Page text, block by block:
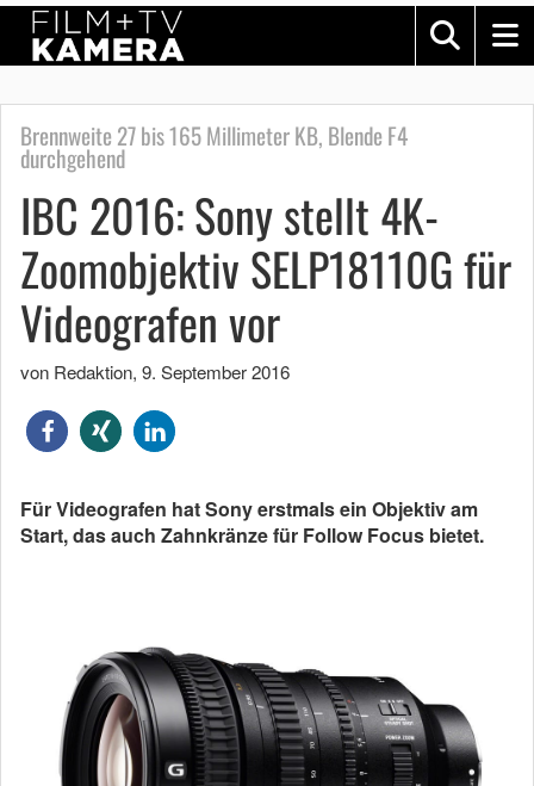
Brennweite 27 bis 165 Millimeter KB, Blende F4
durchgehend
IBC 2016: Sony stellt 4K-
Zoomobjektiv SELP18110G für
Videografen vor
von Redaktion, 9. September 2016
Für Videografen hat Sony erstmals ein Objektiv am
Start, das auch Zahnkränze für Follow Focus bietet.